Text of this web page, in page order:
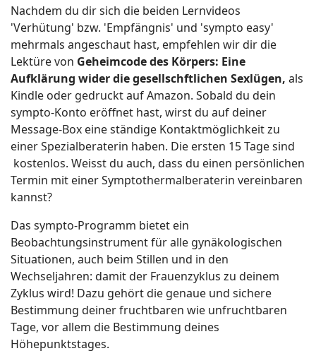
Nachdem du dir sich die beiden Lernvideos
'Verhütung' bzw. 'Empfängnis' und 'sympto easy'
mehrmals angeschaut hast, empfehlen wir dir die
Lektüre von Geheimcode des Körpers: Eine
Aufklärung wider die gesellschftlichen Sexlügen, als
Kindle oder gedruckt auf Amazon. Sobald du dein
sympto-Konto eröffnet hast, wirst du auf deiner
Message-Box eine ständige Kontaktmöglichkeit zu
einer Spezialberaterin haben. Die ersten 15 Tage sind
kostenlos. Weisst du auch, dass du einen persönlichen
Termin mit einer Symptothermalberaterin vereinbaren
kannst?
Das sympto-Programm bietet ein
Beobachtungsinstrument für alle gynäkologischen
Situationen, auch beim Stillen und in den
Wechseljahren: damit der Frauenzyklus zu deinem
Zyklus wird! Dazu gehört die genaue und sichere
Bestimmung deiner fruchtbaren wie unfruchtbaren
Tage, vor allem die Bestimmung deines
Höhepunktstages.